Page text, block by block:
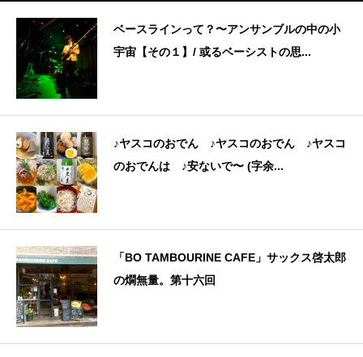
ベースラインって？〜アンサンブルの中の小
宇宙【その１】/ 或るベーシストの思...
♪ヤスコのおでん ♪ヤスコのおでん ♪ヤスコ
のおでんは ♪安ないで〜 (字余...
「BO TAMBOURINE CAFE」サックス啓太郎
の燗無量。第十六回